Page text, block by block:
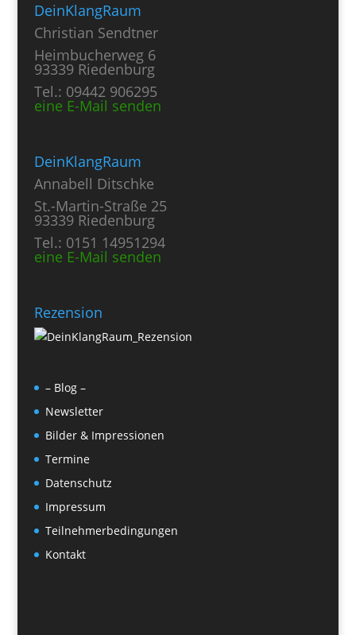
DeinKlangRaum
Christian Sendtner
Heimbucherweg 6
93339 Riedenburg
Tel.: 09442 906295
eine E-Mail senden
DeinKlangRaum
Annabell Ditschke
St.-Martin-Straße 25
93339 Riedenburg
Tel.: 0151 14951294
eine E-Mail senden
Rezension
– Blog –
Newsletter
Bilder & Impressionen
Termine
Datenschutz
Impressum
Teilnehmerbedingungen
Kontakt